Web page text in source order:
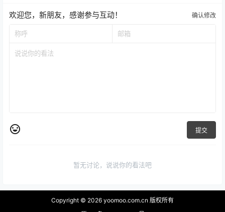
欢迎您，新朋友，感谢参与互动！ 确认修改
提交
暂无讨论，说说你的看法吧
Copyright © 2026 yoomoo.com.cn 版权所有